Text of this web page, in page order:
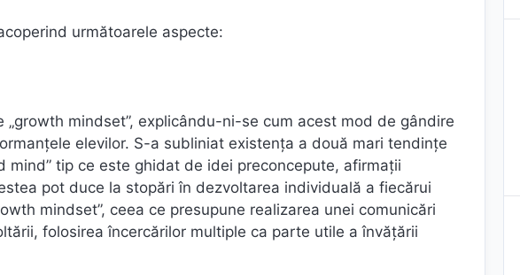
următoarele aspecte:
mindset”, explicându-ni-se cum acest mod de gândire
elevilor. S-a subliniat existența a două mari tendințe
tip ce este ghidat de idei preconcepute, afirmații
pot duce la stopări în dezvoltarea individuală a fiecărui
mindset”, ceea ce presupune realizarea unei comunicări
folosirea încercărilor multiple ca parte utile a învățării